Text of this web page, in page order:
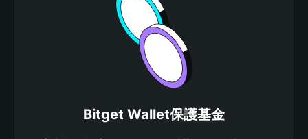
Bitget Wallet保護基金